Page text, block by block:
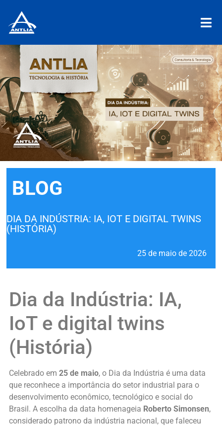
BLOG
DIA DA INDÚSTRIA: IA, IOT E DIGITAL TWINS
(HISTÓRIA)
25 de maio de 2026
Dia da Indústria: IA,
IoT e digital twins
(História)
Celebrado em 25 de maio, o Dia da Indústria é uma data
que reconhece a importância do setor industrial para o
desenvolvimento econômico, tecnológico e social do
Brasil. A escolha da data homenageia Roberto Simonsen,
considerado patrono da indústria nacional, que faleceu